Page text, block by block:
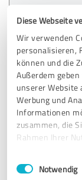
Diese Webseite
Wir verwenden
personalisieren,
können und die
Außerdem
unserer Website
Werbung und
Informationen
zusammen, die
Rahmen Ihrer
Impressum
Notwendig
Bewertung zu:
09.08.2024
5,00
SEHR